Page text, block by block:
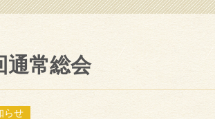
通常総会
らせ